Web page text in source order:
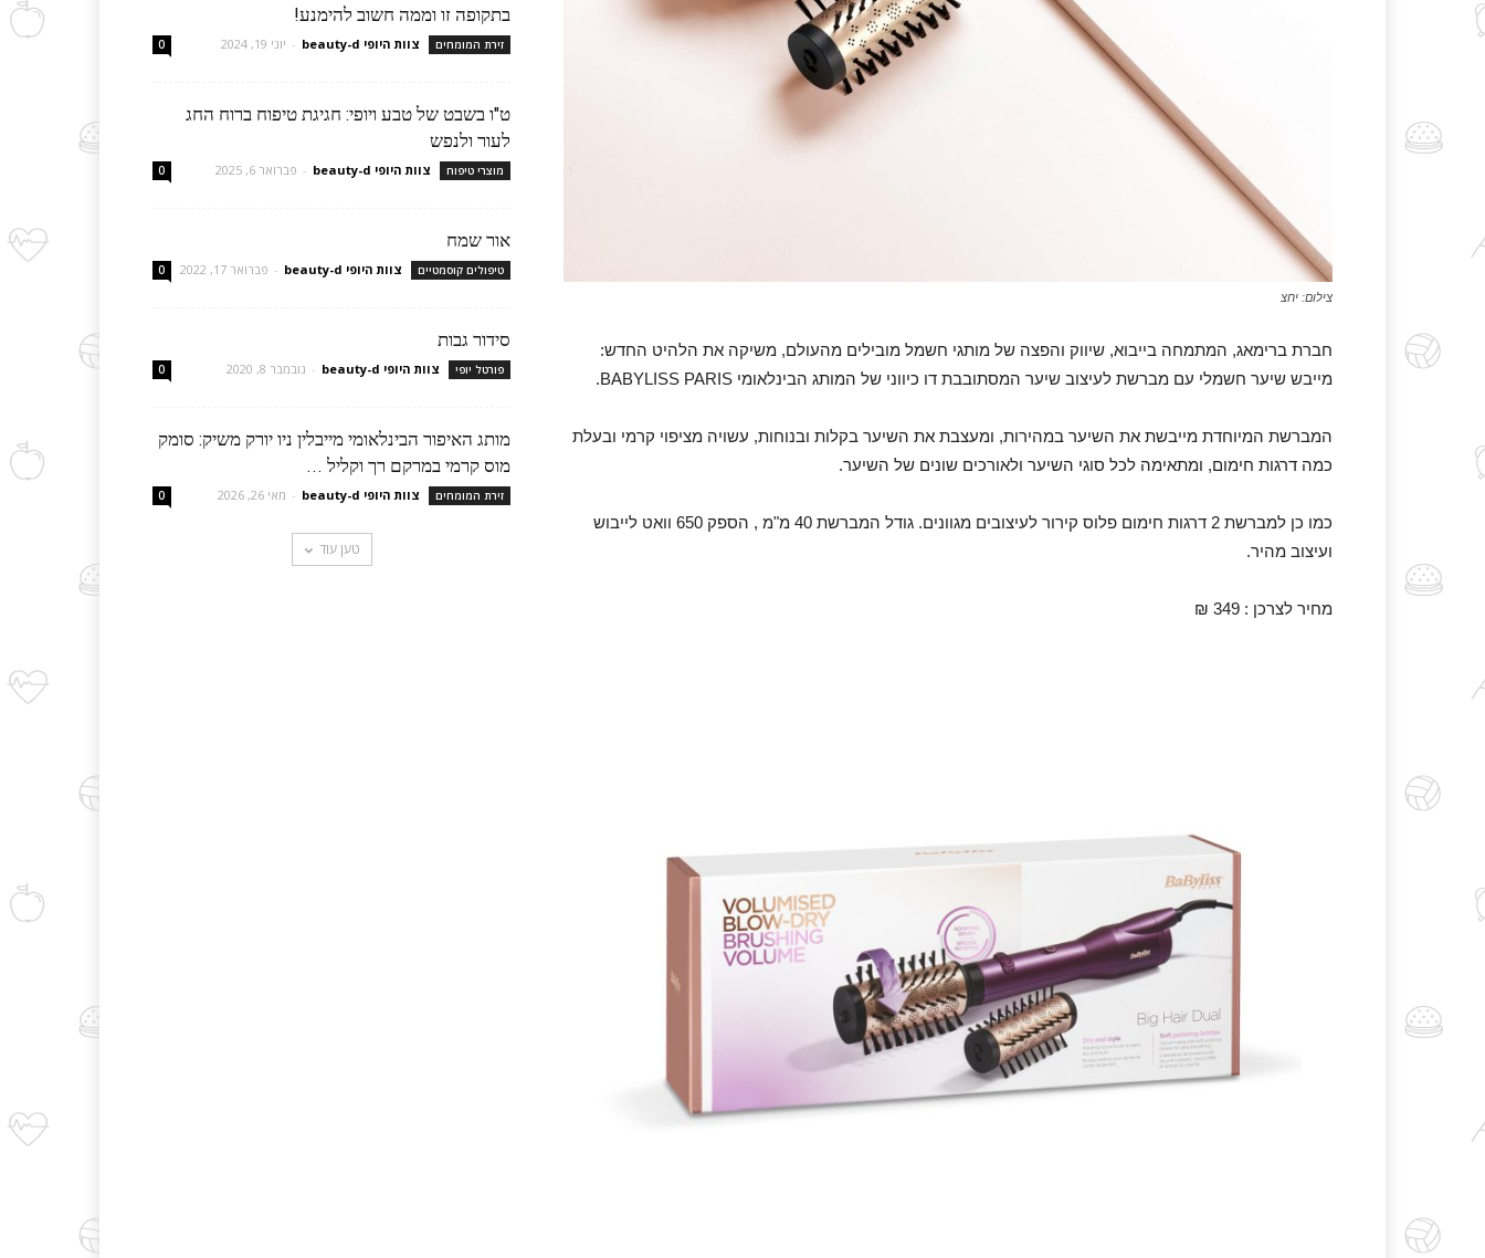
צילום: יחצ
חברת ברימאג, המתמחה בייבוא, שיווק והפצה של מותגי חשמל מובילים מהעולם, משיקה את הלהיט החדש:
מייבש שיער חשמלי עם מברשת לעיצוב שיער המסתובבת דו כיווני של המותג הבינלאומי BABYLISS PARIS.
המברשת המיוחדת מייבשת את השיער במהירות, ומעצבת את השיער בקלות ובנוחות, עשויה מציפוי קרמי ובעלת
כמה דרגות חימום, ומתאימה לכל סוגי השיער ולאורכים שונים של השיער.
כמו כן למברשת 2 דרגות חימום פלוס קירור לעיצובים מגוונים. גודל המברשת 40 מ"מ , הספק 650 וואט לייבוש
ועיצוב מהיר.
מחיר לצרכן : 349 ₪
בתקופה זו וממה חשוב להימנע!
זירת המומחים צוות היופי beauty-d - יוני 19, 2024 0
ט"ו בשבט של טבע ויופי: חגיגת טיפוח ברוח החג
לעור ולנפש
מוצרי טיפוח צוות היופי beauty-d - פברואר 6, 2025 0
אור שמח
טיפולים קוסמטיים צוות היופי beauty-d - פברואר 17, 2022 0
סידור גבות
פורטל יופי צוות היופי beauty-d - נובמבר 8, 2020 0
מותג האיפור הבינלאומי מייבלין ניו יורק משיק: סומק
מוס קרמי במרקם רך וקליל ...
זירת המומחים צוות היופי beauty-d - מאי 26, 2026 0
טען עוד